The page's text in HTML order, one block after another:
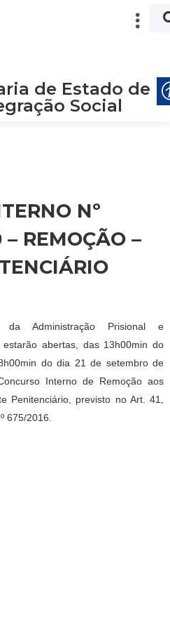
de Estado de
Social
Nº
REMOÇÃO –
Administração Prisional e
abertas, das 13h00min do
do dia 21 de setembro de
Interno de Remoção aos
Penitenciário, previsto no Art. 41,
675/2016.